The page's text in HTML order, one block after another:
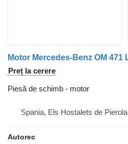
Preț la cerere
Piesă de schimb - motor
Spania, Els Hostalets de Pierola
Autorec